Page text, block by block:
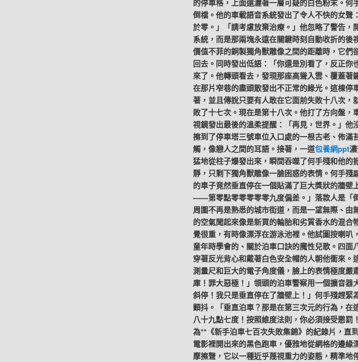
的停車格，上面還灑著一層可疑的白色粉末。何
倒檔。他的車載語音系統發出了令人不快的女聲
於零。」「請考慮放棄治療。」他忽略了警告，
系統，而是那兩塊永遠在關鍵時刻自動收折的
價值不菲的銅製獨角獸雕像之間的距離時，它們
回去。同時發出低語：「你還是別看了，反正你
來了。他轉頭看去，發現那座高聳入雲、覆蓋著
在那片窄巷的盡頭散發出不正常的綠光。這棟停
著，並且傳說只要有人敢在它面前失敗十八次，
敗了十七次。現在是第十八次。他打了方向盤
視鏡發出最後的溫柔提醒：「再見，世界。」他
擦到了停車塔三號車位入口處的一根古老、佈滿
觸，像戀人之間的耳語。接著，一道包養網ppt
猛地從柱子爆發出來，瞬間吞噬了何手殘和他的
靜，只剩下獨角獸雕像一臉困惑的表情。何手殘
的車子竟然垂直停在一個貼滿了巨大獎狀的牆壁
——第零點零零零零零九度偏差。」落款人是「
周圍不再是熟悉的城市街道，而是一望無際、
的空氣聞起來像是新買的輪胎和劣質香水的混
覺很重，有時像漂浮在游泳池裡。他試圖按喇
童年時學會的、關於泊車口訣的魔性兒歌。四面
穿著反光背心和戴著白色安全帽的人朝他衝來
測量尺和巨大的電子角度儀，臉上的表情極度嚴
庫！罪大惡極！」領頭的泊車警察用一個擴音
斜停！我只是垂直停在了牆壁上！」何手殘趕緊
顫抖。「垂直泊車？那是在第三次元的行為，
八十九點七度！按照維度法則，你必須接受懲罰
為**《新手泊車七百次失敗集錦》的紀錄片，直
電影裡開出來的黑色跑車，優雅地從網格的邊
摩擦聲，它以一種近乎蔑視重力的姿態，精準